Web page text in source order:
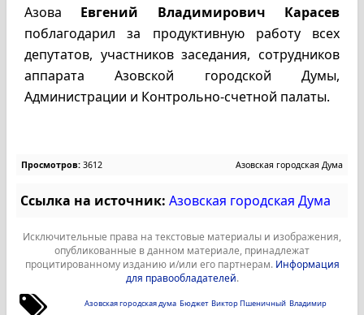
Азова Евгений Владимирович Карасев
поблагодарил за продуктивную работу всех
депутатов, участников заседания, сотрудников
аппарата Азовской городской Думы,
Администрации и Контрольно-счетной палаты.
Просмотров: 3612 Азовская городская Дума
Ссылка на источник: Азовская городская Дума
Исключительные права на текстовые материалы и изображения,
опубликованные в данном материале, принадлежат
процитированному изданию и/или его партнерам. Информация
для правообладателей.
Азовская городская дума Бюджет Виктор Пшеничный Владимир